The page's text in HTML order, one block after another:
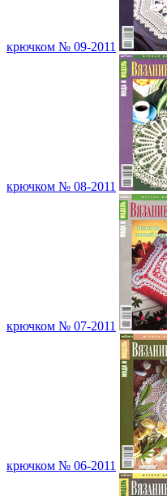
крючком № 09-2011
крючком № 08-2011
крючком № 07-2011
крючком № 06-2011